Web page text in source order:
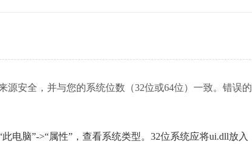
安全，并与您的系统位数（32位或64位）一致。错误的
电脑”->“属性”，查看系统类型。32位系统应将ui.dll放入